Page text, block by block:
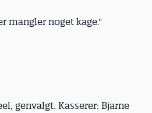
mangler noget kage."
genvalgt. Kasserer: Bjarne